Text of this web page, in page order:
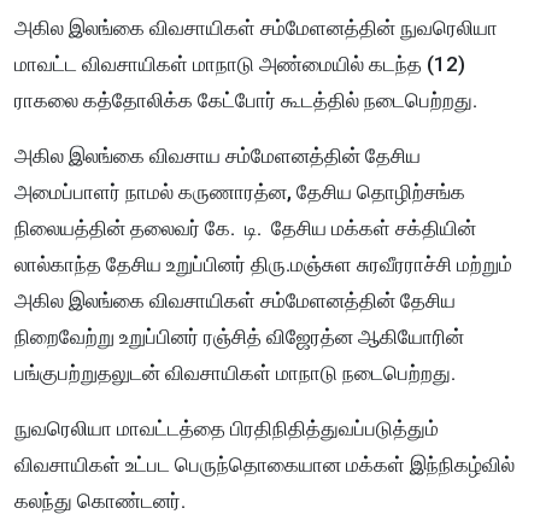
அகில இலங்கை விவசாயிகள் சம்மேளனத்தின் நுவரெலியா
மாவட்ட விவசாயிகள் மாநாடு அண்மையில் கடந்த (12)
ராகலை கத்தோலிக்க கேட்போர் கூடத்தில் நடைபெற்றது.
அகில இலங்கை விவசாய சம்மேளனத்தின் தேசிய
அமைப்பாளர் நாமல் கருணாரத்ன, தேசிய தொழிற்சங்க
நிலையத்தின் தலைவர் கே. டி. தேசிய மக்கள் சக்தியின்
லால்காந்த தேசிய உறுப்பினர் திரு.மஞ்சுள சுரவீரராச்சி மற்றும்
அகில இலங்கை விவசாயிகள் சம்மேளனத்தின் தேசிய
நிறைவேற்று உறுப்பினர் ரஞ்சித் விஜேரத்ன ஆகியோரின்
பங்குபற்றுதலுடன் விவசாயிகள் மாநாடு நடைபெற்றது.
நுவரெலியா மாவட்டத்தை பிரதிநிதித்துவப்படுத்தும்
விவசாயிகள் உட்பட பெருந்தொகையான மக்கள் இந்நிகழ்வில்
கலந்து கொண்டனர்.